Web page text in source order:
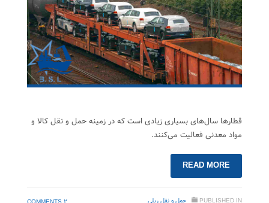
قطارها سال‌های بسیاری زیادی است که در زمینه حمل و نقل کالا و
مواد معدنی فعالیت می‌کنند.
READ MORE
PUBLISHED IN حمل‌ و نقل ریلی